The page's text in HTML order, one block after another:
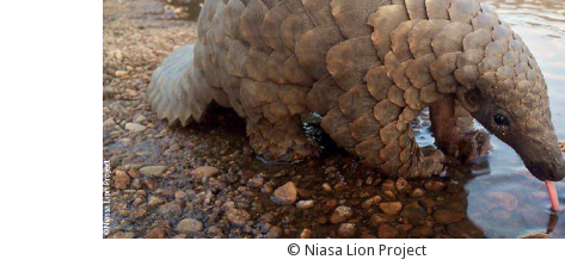
© Niasa Lion Project